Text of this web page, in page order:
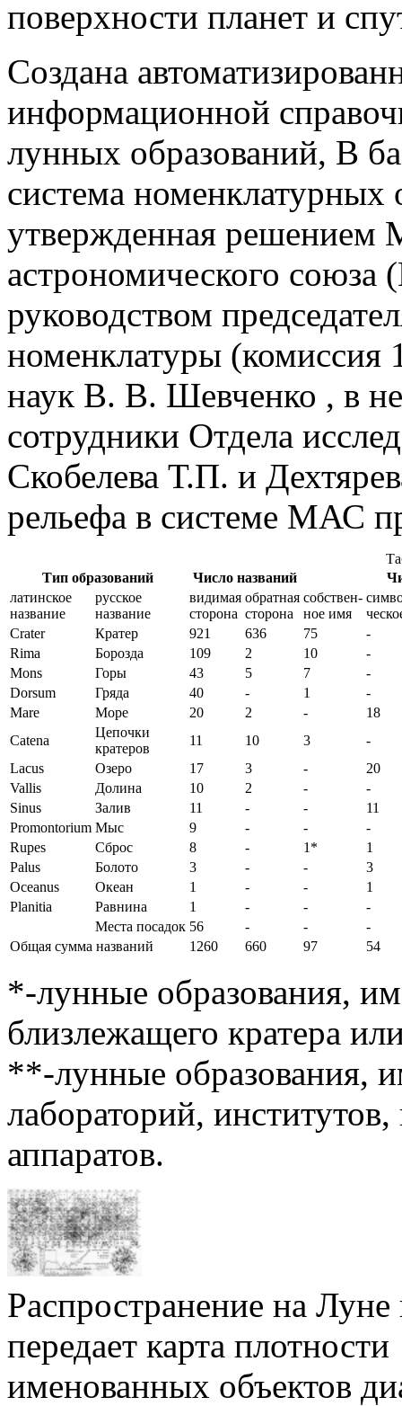
поверхности планет и
Создана
информационной
лунных образований, В
система номенклатурных
утвержденная решением
астрономического
руководством
номенклатуры
наук В. В. Шевченко , в
сотрудники Отдела
Скобелева Т.П. и
рельефа в системе МАС
Тип образований
Число названий
латинское
название
русское
название
видимая
сторона
обратная
сторона
собствен-
ное имя
Crater
Кратер 921 636 75
-
Rima
Борозда 109 2 10
-
Mons
Горы 43 5 7
-
Dorsum
Гряда 40 - 1
-
Mare
Море 20 2 -
18
Catena
Цепочки
кратеров
11 10 3
-
Lacus
Озеро 17 3 -
20
Vallis
Долина 10 2 -
-
Sinus
Залив 11 - -
11
Promontorium Мыс 9 - -
-
Rupes
Сброс 8 - 1*
1
Palus
Болото 3 - -
3
Oceanus
Океан 1 - -
1
Planitia
Равнина 1 - -
-
Места посадок 56 - -
-
Общая сумма названий
1260 660 97 54
*-лунные образования,
близлежащего кратера
**-лунные образования,
лабораторий,
аппаратов.
Распространение на
передает карта плотности
именованных объектов